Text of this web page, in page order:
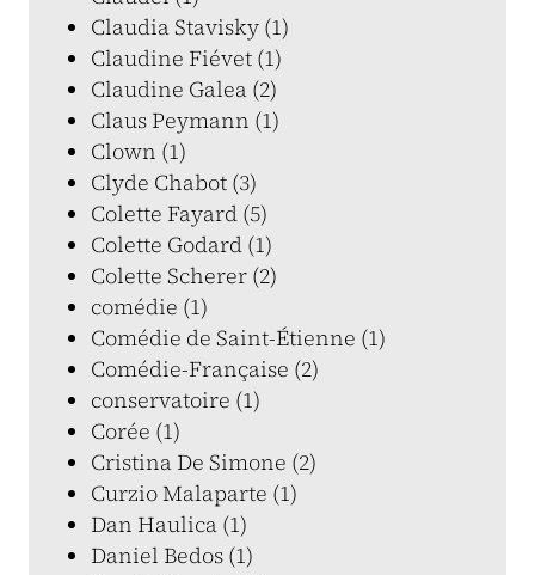
Claudia Stavisky (1)
Claudine Fiévet (1)
Claudine Galea (2)
Claus Peymann (1)
Clown (1)
Clyde Chabot (3)
Colette Fayard (5)
Colette Godard (1)
Colette Scherer (2)
comédie (1)
Comédie de Saint-Étienne (1)
Comédie-Française (2)
conservatoire (1)
Corée (1)
Cristina De Simone (2)
Curzio Malaparte (1)
Dan Haulica (1)
Daniel Bedos (1)